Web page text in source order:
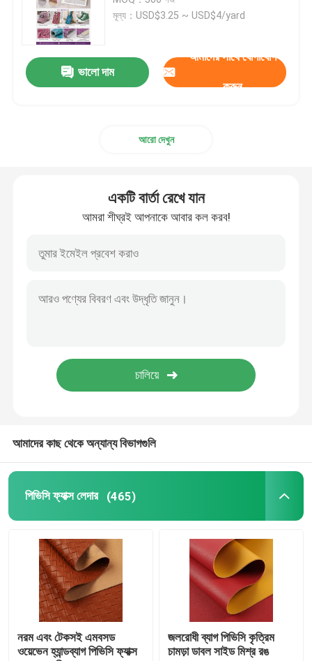
প্যাকেজিং চামড়া
সিলিকন চামড়া কাপড়
মূল্য：USD$3.25 ~ USD$4/yard
ভালো দাম
আমাদের সাথে যোগাযোগ
করুন
আরো দেখুন
একটি বার্তা রেখে যান
আমরা শীঘ্রই আপনাকে আবার কল করব!
আমাদের কাছ থেকে অন্যান্য বিভাগগুলি
পিভিসি ফ্যাক্স লেদার (465)
নরম এবং টেকসই এমবসড
ওয়েভেন হ্যান্ডব্যাগ পিভিসি ফ্যাক্স
জলরোধী ব্যাগ পিভিসি কৃত্রিম
চামড়া ডাবল সাইড মিশ্র রঙ